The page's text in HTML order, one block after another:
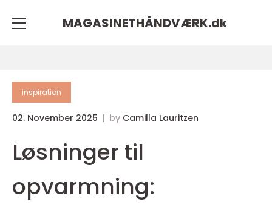
MAGASINETHÅNDVÆRK.dk
inspiration
02. November 2025 by Camilla Lauritzen
Løsninger til
opvarmning: